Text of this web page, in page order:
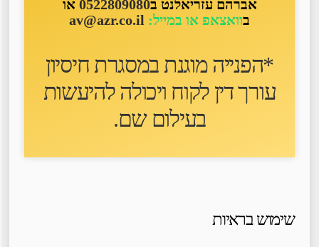
אברהם עזריאלנט ב0522809080או
בוואצאפ או במייל:av@azr.co.il
*הפנייה מוגנת במסגרת חיסיון
עורך דין לקוח ו יכולה להיעשות
בעילום שם.
שימוש בראיות